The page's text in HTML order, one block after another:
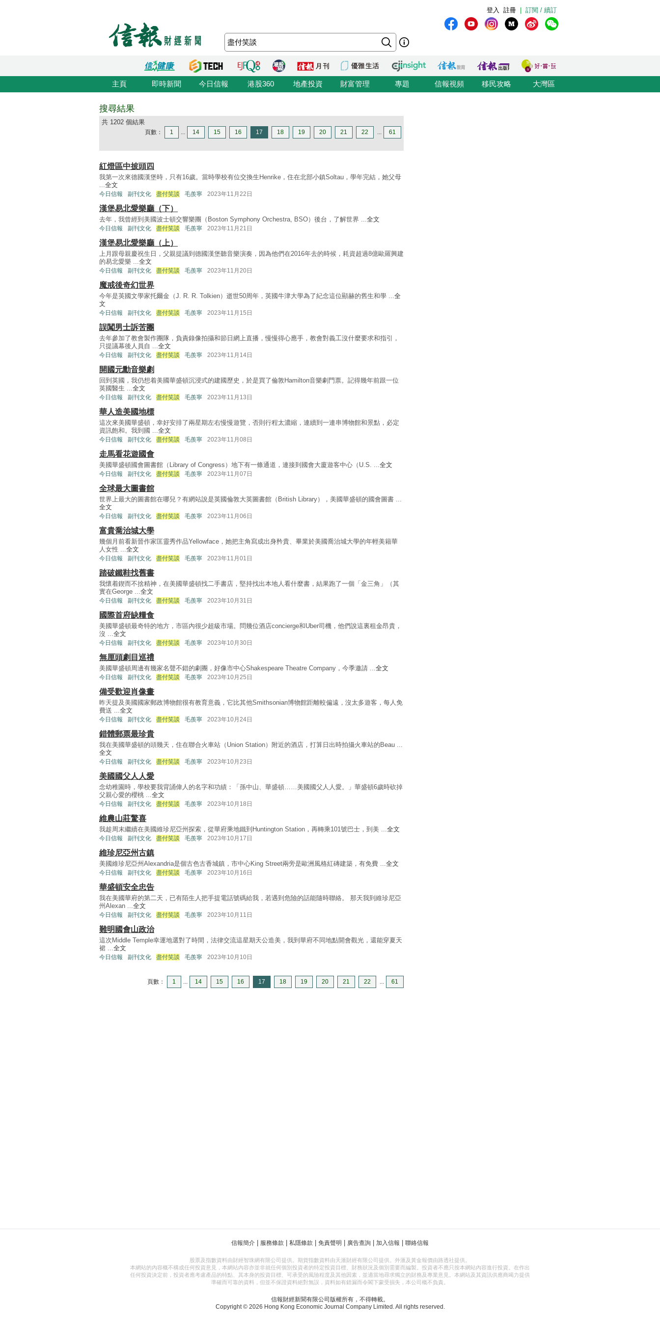
訂閱 / 續訂
註冊
登入
主頁 即時新聞 今日信報 港股360 地產投資 財富管理 專題 信報視頻 移民攻略 大灣區
搜尋結果
共 1202 個結果
頁數： 1 ... 14 15 16 17 18 19 20 21 22 ... 61
紅燈區中披頭四
我第一次來德國漢堡時，只有16歲。當時學校有位交換生Henrike，住在北部小鎮Soltau，學年完結，她父母
...全文
今日信報 副刊文化 盡付笑談 毛羨寧 2023年11月22日
漢堡易北愛樂廳（下）
去年，我曾經到美國波士頓交響樂團（Boston Symphony Orchestra, BSO）後台，了解世界 ...全文
今日信報 副刊文化 盡付笑談 毛羨寧 2023年11月21日
漢堡易北愛樂廳（上）
上月跟母親慶祝生日，父親提議到德國漢堡聽音樂演奏，因為他們在2016年去的時候，耗資超過8億歐羅興建
的易北愛樂 ...全文
今日信報 副刊文化 盡付笑談 毛羨寧 2023年11月20日
魔戒後奇幻世界
今年是英國文學家托爾金（J. R. R. Tolkien）逝世50周年，英國牛津大學為了紀念這位顯赫的舊生和學 ...全
文
今日信報 副刊文化 盡付笑談 毛羨寧 2023年11月15日
誤闖男士訴苦團
去年參加了教會製作團隊，負責錄像拍攝和節日網上直播，慢慢得心應手，教會對義工沒什麼要求和指引，
只提議幕後人員自 ...全文
今日信報 副刊文化 盡付笑談 毛羨寧 2023年11月14日
開國元勳音樂劇
回到英國，我仍想着美國華盛頓沉浸式的建國歷史，於是買了倫敦Hamilton音樂劇門票。記得幾年前跟一位
英國醫生 ...全文
今日信報 副刊文化 盡付笑談 毛羨寧 2023年11月13日
華人造美國地標
這次來美國華盛頓，幸好安排了兩星期左右慢慢遊覽，否則行程太濃縮，連續到一連串博物館和景點，必定
資訊飽和。我到國 ...全文
今日信報 副刊文化 盡付笑談 毛羨寧 2023年11月08日
走馬看花遊國會
美國華盛頓國會圖書館（Library of Congress）地下有一條通道，連接到國會大廈遊客中心（U.S. ...全文
今日信報 副刊文化 盡付笑談 毛羨寧 2023年11月07日
全球最大圖書館
世界上最大的圖書館在哪兒？有網站說是英國倫敦大英圖書館（British Library），美國華盛頓的國會圖書 ...
全文
今日信報 副刊文化 盡付笑談 毛羨寧 2023年11月06日
富貴喬治城大學
幾個月前看新晉作家匡靈秀作品Yellowface，她把主角寫成出身矜貴、畢業於美國喬治城大學的年輕美籍華
人女性 ...全文
今日信報 副刊文化 盡付笑談 毛羨寧 2023年11月01日
踏破鐵鞋找舊書
我懷着鍥而不捨精神，在美國華盛頓找二手書店，堅持找出本地人看什麼書，結果跑了一個「金三角」（其
實在George ...全文
今日信報 副刊文化 盡付笑談 毛羨寧 2023年10月31日
國際首府缺糧食
美國華盛頓最奇特的地方，市區內很少超級市場。問幾位酒店concierge和Uber司機，他們說這裏租金昂貴，
沒 ...全文
今日信報 副刊文化 盡付笑談 毛羨寧 2023年10月30日
無厘頭劇目巡禮
美國華盛頓周邊有幾家名聲不錯的劇團，好像市中心Shakespeare Theatre Company，今季邀請 ...全文
今日信報 副刊文化 盡付笑談 毛羨寧 2023年10月25日
備受歡迎肖像畫
昨天提及美國國家郵政博物館很有教育意義，它比其他Smithsonian博物館距離較偏遠，沒太多遊客，每人免
費送 ...全文
今日信報 副刊文化 盡付笑談 毛羨寧 2023年10月24日
錯體郵票最珍貴
我在美國華盛頓的頭幾天，住在聯合火車站（Union Station）附近的酒店，打算日出時拍攝火車站的Beau ...
全文
今日信報 副刊文化 盡付笑談 毛羨寧 2023年10月23日
美國國父人人愛
念幼稚園時，學校要我背誦偉人的名字和功績：「孫中山、華盛頓……美國國父人人愛。」華盛頓6歲時砍掉
父親心愛的櫻桃 ...全文
今日信報 副刊文化 盡付笑談 毛羨寧 2023年10月18日
維農山莊驚喜
我趁周末繼續在美國維珍尼亞州探索，從華府乘地鐵到Huntington Station，再轉乘101號巴士，到美 ...全文
今日信報 副刊文化 盡付笑談 毛羨寧 2023年10月17日
維珍尼亞州古鎮
美國維珍尼亞州Alexandria是個古色古香城鎮，市中心King Street兩旁是歐洲風格紅磚建築，有免費 ...全文
今日信報 副刊文化 盡付笑談 毛羨寧 2023年10月16日
華盛頓安全忠告
我在美國華府的第二天，已有陌生人把手提電話號碼給我，若遇到危險的話能隨時聯絡。 那天我到維珍尼亞
州Alexan ...全文
今日信報 副刊文化 盡付笑談 毛羨寧 2023年10月11日
難明國會山政治
這次Middle Temple幸運地選對了時間，法律交流這星期天公造美，我到華府不同地點開會觀光，還能穿夏天
裙 ...全文
今日信報 副刊文化 盡付笑談 毛羨寧 2023年10月10日
頁數： 1 ... 14 15 16 17 18 19 20 21 22 ... 61
信報簡介 服務條款 私隱條款 免責聲明 廣告查詢 加入信報 聯絡信報
股票及指數資料由財經智珠網有限公司提供。期貨指數資料由天滙財經有限公司提供。外滙及黃金報價由路透社提供。
本網站的內容概不構成任何投資意見，本網站內容亦並非就任何個別投資者的特定投資目標、財務狀況及個別需要而編製。投資者不應只按本網站內容進行投資。在作出
任何投資決定前，投資者應考慮產品的特點、其本身的投資目標、可承受的風險程度及其他因素，並適當地尋求獨立的財務及專業意見。本網站及其資訊供應商竭力提供
準確而可靠的資料，但並不保證資料絕對無誤，資料如有錯漏而令閣下蒙受損失，本公司概不負責。
信報財經新聞有限公司版權所有，不得轉載。
Copyright © 2026 Hong Kong Economic Journal Company Limited. All rights reserved.